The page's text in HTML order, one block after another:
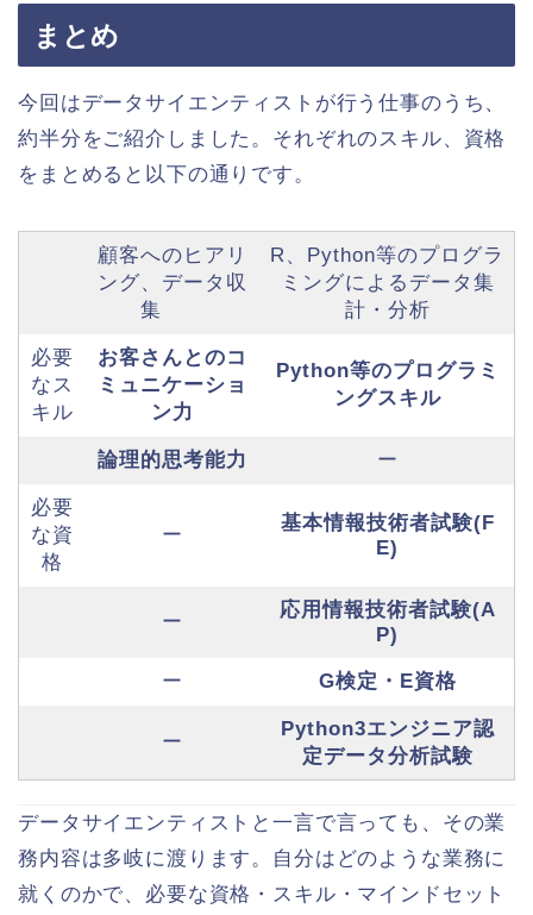
まとめ
今回はデータサイエンティストが行う仕事のうち、
約半分をご紹介しました。それぞれのスキル、資格
をまとめると以下の通りです。
顧客へのヒアリ
ング、データ収
集
R、Python等のプログラ
ミングによるデータ集
計・分析
必要
なス
キル
お客さんとのコ
ミュニケーショ
ン力
Python等のプログラミ
ングスキル
論理的思考能力 ー
必要
な資
格
ー
基本情報技術者試験(F
E)
ー
応用情報技術者試験(A
P)
ー G検定・E資格
ー
Python3エンジニア認
定データ分析試験
データサイエンティストと一言で言っても、その業
務内容は多岐に渡ります。自分はどのような業務に
就くのかで、必要な資格・スキル・マインドセット